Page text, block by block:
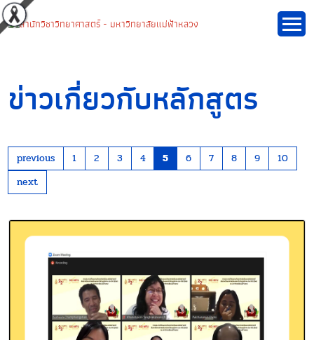
ข่าวเกี่ยวกับหลักสูตร
previous 1 2 3 4 5 6 7 8 9
10
next